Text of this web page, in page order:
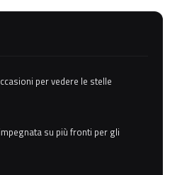
per vedere le stelle
su più fronti per gli